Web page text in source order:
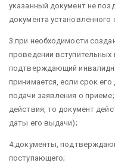
указанный документ не
документа установленного
3.​при необходимости
проведении вступительных
подтверждающий
принимается, если срок его
подачи заявления о
действия, то документ
даты его выдачи);
4.​документы,
поступающего;